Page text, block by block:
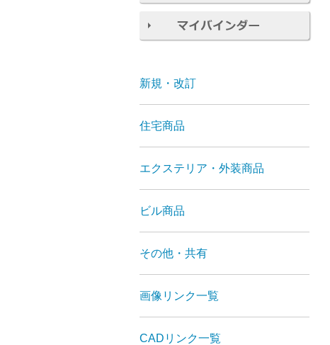
新規・改訂
住宅商品
エクステリア・外装商品
ビル商品
その他・共有
画像リンク一覧
CADリンク一覧